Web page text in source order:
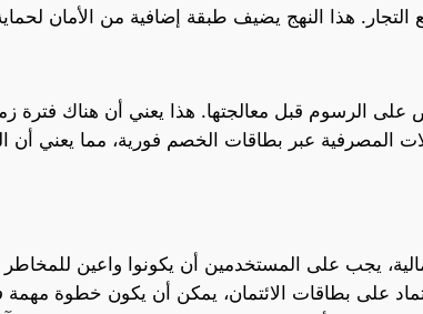
على الرسوم قبل معالجتها. هذا يعني أن هناك
المصرفية عبر بطاقات الخصم فورية، مما يعني
يجب على المستخدمين أن يكونوا واعين
على بطاقات الائتمان، يمكن أن يكون خطوة